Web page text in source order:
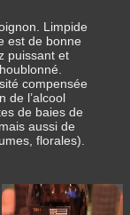
Limpide
est de bonne
puissant et
compensée
de l’alcool
de baies de
aussi de
florales).